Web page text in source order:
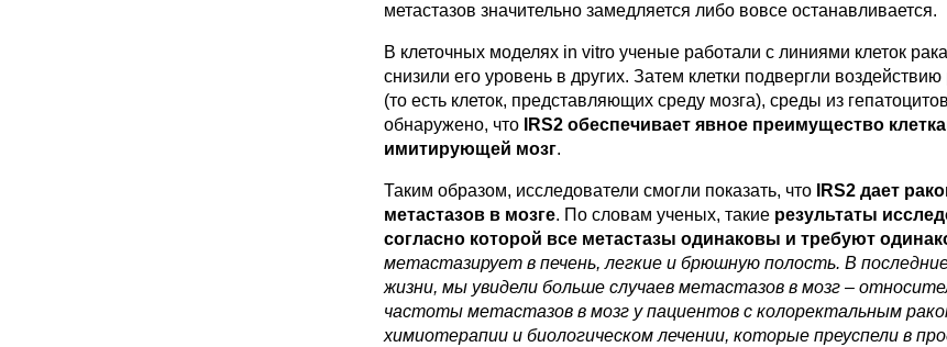
метастазов значительно замедляется либо вовсе останавливается.
В клеточных моделях in vitro ученые работали с линиями клеток
снизили его уровень в других. Затем клетки подвергли
(то есть клеток, представляющих среду мозга), среды из
обнаружено, что
IRS2 обеспечивает явное преимущество
имитирующей мозг.
Таким образом, исследователи смогли показать, что
IRS2 дает
метастазов в мозге. По словам ученых, такие результаты
согласно которой все метастазы одинаковы и требуют
метастазирует в печень, легкие и брюшную полость. В
жизни, мы увидели больше случаев метастазов в мозг –
частоты метастазов в мозг у пациентов с колоректальным
химиотерапии и биологическом лечении, которые преуспели в